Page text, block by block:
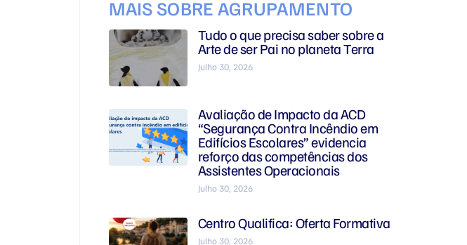
MAIS SOBRE AGRUPAMENTO
Tudo o que precisa saber sobre a
Arte de ser Pai no planeta Terra
Julho 30, 2026
Avaliação de Impacto da ACD
“Segurança Contra Incêndio em
Edifícios Escolares” evidencia
reforço das competências dos
Assistentes Operacionais
Julho 30, 2026
Centro Qualifica: Oferta Formativa
Julho 30, 2026